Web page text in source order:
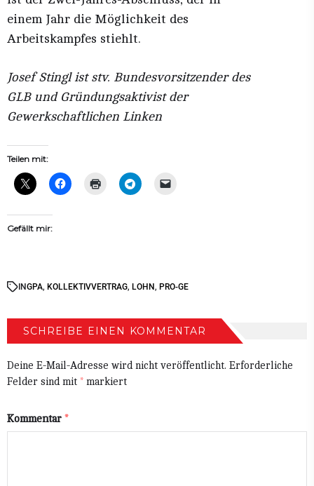
einem Jahr die Möglichkeit des
Arbeitskampfes stiehlt.
Josef Stingl ist stv. Bundesvorsitzender des
GLB und Gründungsaktivist der
Gewerkschaftlichen Linken
Teilen mit:
Gefällt mir:
INGPA, KOLLEKTIVVERTRAG, LOHN, PRO-GE
SCHREIBE EINEN KOMMENTAR
Deine E-Mail-Adresse wird nicht veröffentlicht. Erforderliche
Felder sind mit * markiert
Kommentar *